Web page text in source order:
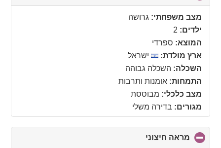
to
collapse
מצב משפחתי: גרושה
ילדים: 2
המוצא: ספרדי
ארץ מולדת:
ישראל
השכלה: השכלה גבוהה
התמחות: אומנות ותרבות
מצב כלכלי: מבוססת
מגורים: בדירה משלי
מראה חיצוני